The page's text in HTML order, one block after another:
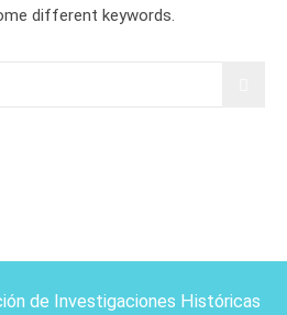
different keywords.
de Investigaciones Históricas